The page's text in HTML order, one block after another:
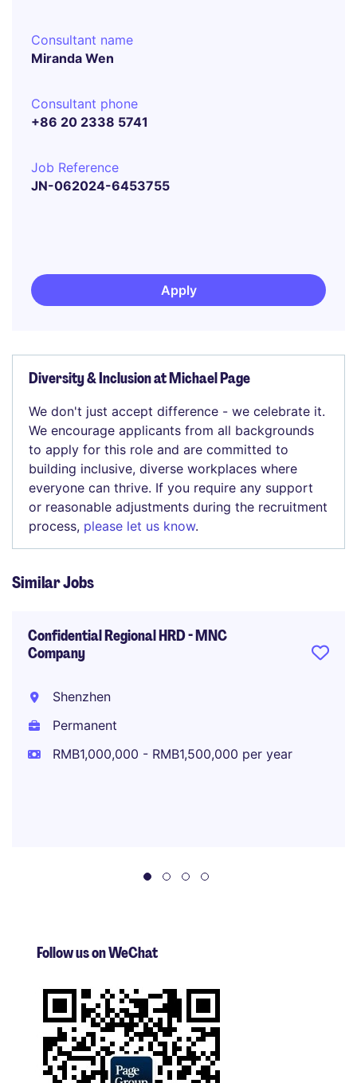
Consultant name
Miranda Wen
Consultant phone
+86 20 2338 5741
Job Reference
JN-062024-6453755
Apply
Diversity & Inclusion at Michael Page
We don't just accept difference - we celebrate it.
We encourage applicants from all backgrounds
to apply for this role and are committed to
building inclusive, diverse workplaces where
everyone can thrive. If you require any support
or reasonable adjustments during the recruitment
process, please let us know.
Similar Jobs
Confidential Regional HRD - MNC
Company
Shenzhen
Permanent
RMB1,000,000 - RMB1,500,000 per year
Follow us on WeChat